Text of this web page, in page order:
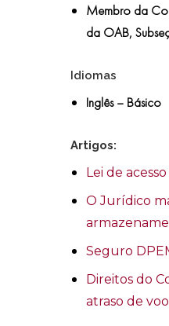
Membro da
da OAB,
Idiomas
Inglês – Básico
Artigos:
Lei de
O Jurídico
Seguro
Direitos do
atraso de